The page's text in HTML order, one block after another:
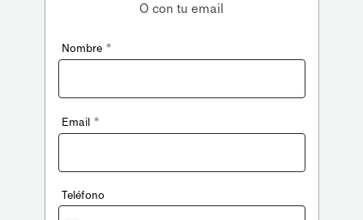
O con tu email
Nombre *
Email *
Teléfono